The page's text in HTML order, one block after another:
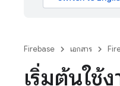
Firebase เอกสาร
เริ่มต้นใช้